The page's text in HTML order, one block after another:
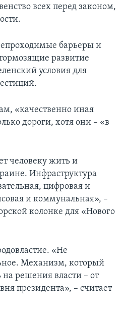
всех перед законом,
барьеры и
развитие
условия для
«качественно иная
дороги, хотя они – «в
человеку жить и
Инфраструктура
цифровая и
и коммунальная», –
колонке для «Нового
«Не
Механизм, который
решения власти – от
президента», – считает